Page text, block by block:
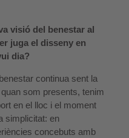
visió del benestar al
juga el disseny en
dia?
continua sent la
quan som presents, tenim
en el lloc i el moment
simplicitat: en
concebuts amb